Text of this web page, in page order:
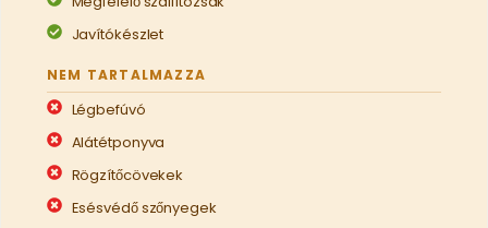
Javítókészlet
NEM TARTALMAZZA
Légbefúvó
Alátétponyva
Rögzítőcövekek
Esésvédő szőnyegek